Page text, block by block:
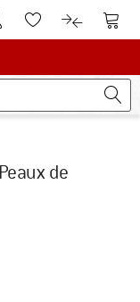
le compte client
Vers la liste
Vers le
de